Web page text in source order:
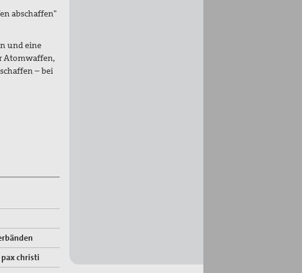
abschaffen"
und eine
Atomwaffen,
– bei
christi